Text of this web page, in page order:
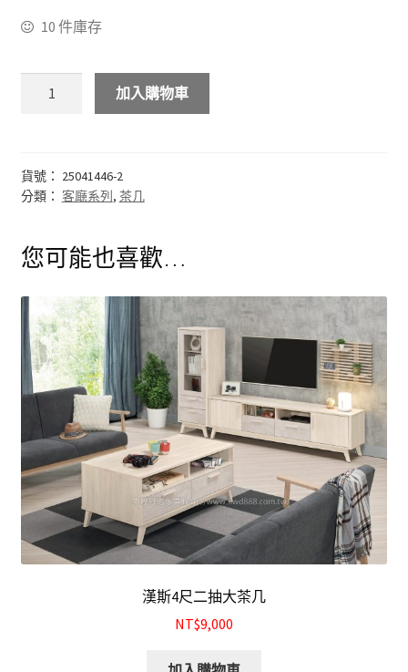
書桌&電腦桌
書櫃&書架
結帳
注意事項
運送注意事項
布沙發
皮沙發
原木沙發
10 件庫存
加入購物車
貨號： 25041446-2
分類： 客廰系列, 茶几
您可能也喜歡…
漢斯4尺二抽大茶几
NT$9,000